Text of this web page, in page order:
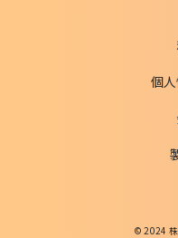
個
© 2024